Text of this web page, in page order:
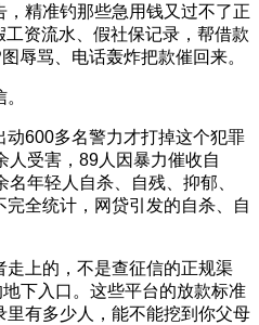
精准钓那些急用钱又过不了正
资流水、假社保记录，帮借款
辱骂、电话轰炸把款催回来。
动600多名警力才打掉这个犯罪
人受害，89人因暴力催收自
名年轻人自杀、自残、抑郁、
全统计，网贷引发的自杀、自
上的，不是查征信的正规渠
下入口。这些平台的放款标准
有多少人，能不能挖到你父母